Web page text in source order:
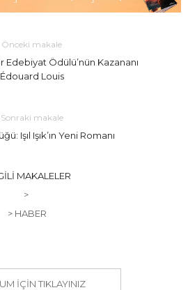
Önceki makale
Edebiyat Ödülü’nün Kazananı
Édouard Louis
Sonraki makale
Işıl Işık’ın Yeni Romanı
MAKALELER
>
> HABER
IÇIN TIKLAYINIZ